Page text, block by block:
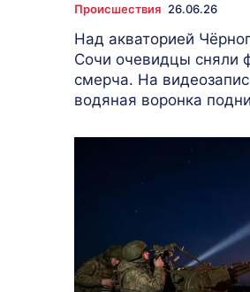
Происшествия 26.06.26
Над акваторией
Сочи очевидцы сняли
смерча. На
водяная воронка